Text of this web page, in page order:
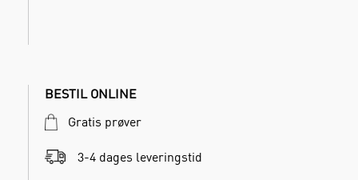
BESTIL ONLINE
Gratis prøver
3-4 dages leveringstid